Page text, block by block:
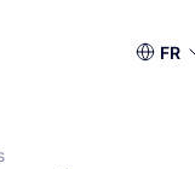
Choisir
FR